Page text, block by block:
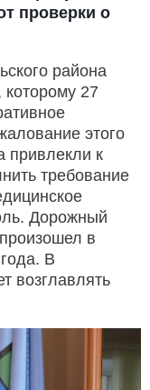
проверки о
района
27
этого
привлекли к
требование
Дорожный
в
В
возглавлять